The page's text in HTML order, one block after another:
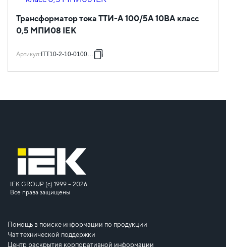
Трансформатор тока ТТИ-А 100/5А 10ВА класс
0,5 МПИ08 IEK
Артикул: ITT10-2-10-0100-08
IEK GROUP (c) 1999 – 2026
Все права защищены
Помощь в поиске информации по продукции
Чат технической поддержки
Центр раскрытия корпоративной информации